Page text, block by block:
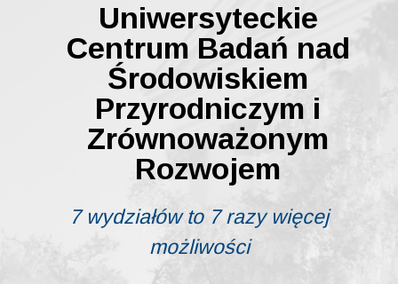
Uniwersyteckie
Centrum Badań nad
Środowiskiem
Przyrodniczym i
Zrównoważonym
Rozwojem
7 wydziałów to 7 razy więcej
możliwości